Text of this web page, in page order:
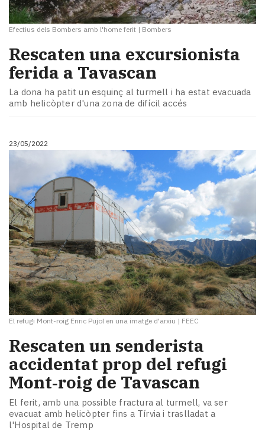
Efectius dels Bombers amb l'home ferit | Bombers
Rescaten una excursionista
ferida a Tavascan
La dona ha patit un esquinç al turmell i ha estat evacuada
amb helicòpter d'una zona de difícil accés
23/05/2022
El refugi Mont-roig Enric Pujol en una imatge d'arxiu | FEEC
Rescaten un senderista
accidentat prop del refugi
Mont‑roig de Tavascan
El ferit, amb una possible fractura al turmell, va ser
evacuat amb helicòpter fins a Tírvia i traslladat a
l'Hospital de Tremp